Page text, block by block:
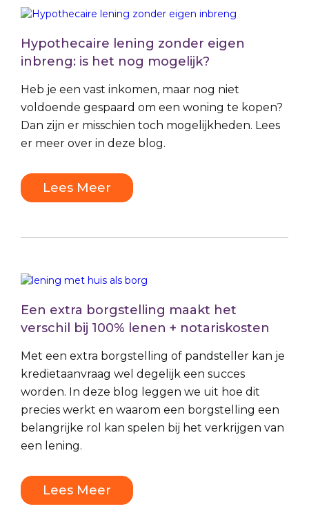
Hypothecaire lening zonder eigen
inbreng: is het nog mogelijk?
Heb je een vast inkomen, maar nog niet
voldoende gespaard om een woning te kopen?
Dan zijn er misschien toch mogelijkheden. Lees
er meer over in deze blog.
Lees Meer
Een extra borgstelling maakt het
verschil bij 100% lenen + notariskosten
Met een extra borgstelling of pandsteller kan je
kredietaanvraag wel degelijk een succes
worden. In deze blog leggen we uit hoe dit
precies werkt en waarom een borgstelling een
belangrijke rol kan spelen bij het verkrijgen van
een lening.
Lees Meer